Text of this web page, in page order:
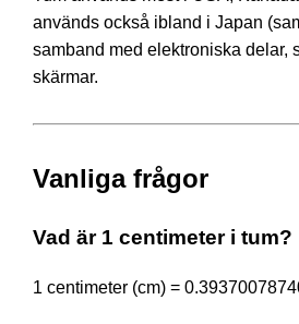
används också ibland i Japan
samband med elektroniska delar,
skärmar.
Vanliga frågor
Vad är 1 centimeter i tum?
1 centimeter (cm) =